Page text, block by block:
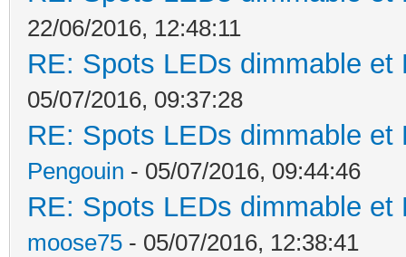
22/06/2016, 12:48:11
RE: Spots LEDs dimmable
05/07/2016, 09:37:28
RE: Spots LEDs dimmable
Pengouin - 05/07/2016, 09:44:46
RE: Spots LEDs dimmable
moose75 - 05/07/2016, 12:38:41